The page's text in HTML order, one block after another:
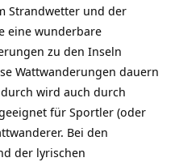
Strandwetter und der
eine wunderbare
zu den Inseln
Wattwanderungen dauern
wird auch durch
für Sportler (oder
Bei den
der lyrischen